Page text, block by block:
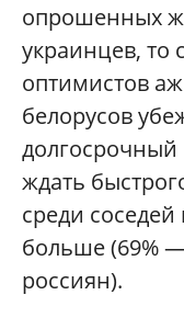
опрошенных
украинцев, то
оптимистов
белорусов
долгосрочный
ждать
среди соседей
больше (69%
россиян).